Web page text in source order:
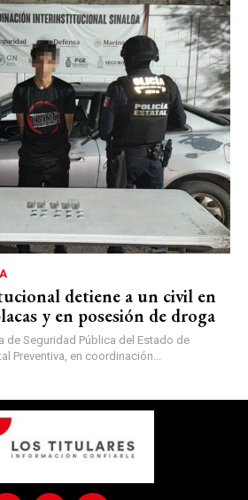
detiene a un civil en
y en posesión de droga
de Seguridad Pública del Estado de
Preventiva, en coordinación...